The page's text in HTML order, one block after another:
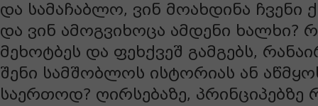
და სამაჩაბლო, ვინ მოახდინა ჩვენი
და ვინ ამოგვიხოცა ამდენი ხალხი?
მეხოტბეს და ფეხქვეშ გამგებს,
შენი სამშობლოს ისტორიას ან
საერთოდ? ღირსებაზე, პრინციპებზე